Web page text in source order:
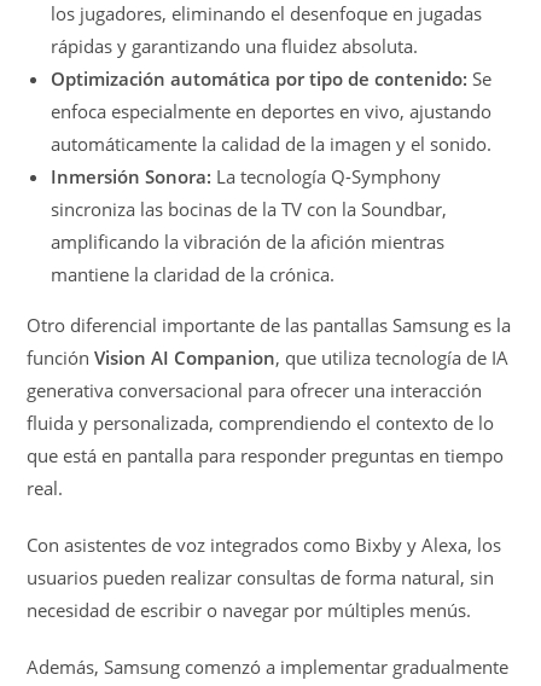
los jugadores, eliminando el desenfoque en jugadas
rápidas y garantizando una fluidez absoluta.
Optimización automática por tipo de contenido: Se
enfoca especialmente en deportes en vivo, ajustando
automáticamente la calidad de la imagen y el sonido.
Inmersión Sonora: La tecnología Q-Symphony
sincroniza las bocinas de la TV con la Soundbar,
amplificando la vibración de la afición mientras
mantiene la claridad de la crónica.
Otro diferencial importante de las pantallas Samsung es la
funciónVision AI Companion, que utiliza tecnología de IA
generativa conversacional para ofrecer una interacción
fluida y personalizada, comprendiendo el contexto de lo
que está en pantalla para responder preguntas en tiempo
real.
Con asistentes de voz integrados como Bixby y Alexa, los
usuarios pueden realizar consultas de forma natural, sin
necesidad de escribir o navegar por múltiples menús.
Además, Samsung comenzó a implementar gradualmente